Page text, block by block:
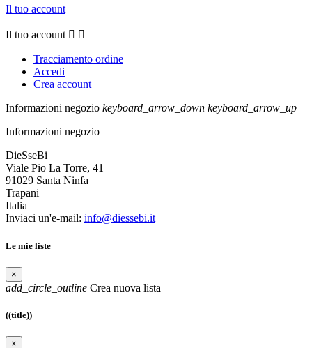
Il tuo account
Il tuo account  
Tracciamento ordine
Accedi
Crea account
Informazioni negozio keyboard_arrow_down keyboard_arrow_up
Informazioni negozio
DieSseBi
Viale Pio La Torre, 41
91029 Santa Ninfa
Trapani
Italia
Inviaci un'e-mail: info@diessebi.it
Le mie liste
×
add_circle_outline Crea nuova lista
((title))
×